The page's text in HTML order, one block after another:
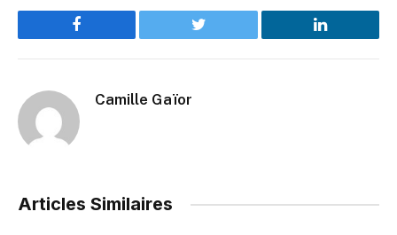
Facebook Twitter LinkedIn
Camille Gaïor
Articles Similaires